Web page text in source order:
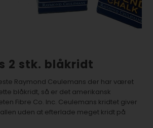
2 stk. blåkridt
Raymond Ceulemans der har været
blåkridt, så er det amerikansk
Fibre Co. Inc. Ceulemans kridtet giver
uden at efterlade meget kridt på